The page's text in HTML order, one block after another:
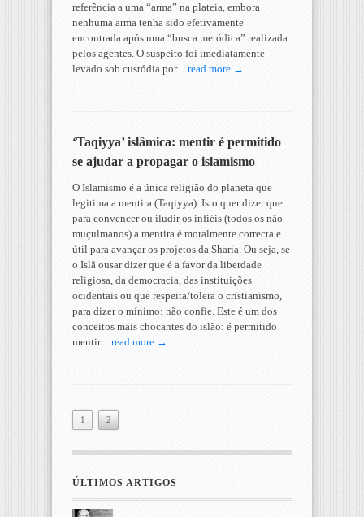
referência a uma “arma” na plateia, embora
nenhuma arma tenha sido efetivamente
encontrada após uma “busca metódica” realizada
pelos agentes. O suspeito foi imediatamente
levado sob custódia por…read more →
‘Taqiyya’ islâmica: mentir é permitido
se ajudar a propagar o islamismo
O Islamismo é a única religião do planeta que
legitima a mentira (Taqiyya). Isto quer dizer que
para convencer ou iludir os infiéis (todos os não-
muçulmanos) a mentira é moralmente correcta e
útil para avançar os projetos da Sharia. Ou seja, se
o Islã ousar dizer que é a favor da liberdade
religiosa, da democracia, das instituições
ocidentais ou que respeita/tolera o cristianismo,
para dizer o mínimo: não confie. Este é um dos
conceitos mais chocantes do islão: é permitido
mentir…read more →
1 2
ÚLTIMOS ARTIGOS